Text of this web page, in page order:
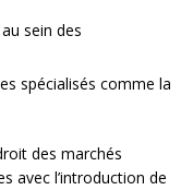
sein des
spécialisés comme la
des marchés
avec l’introduction de